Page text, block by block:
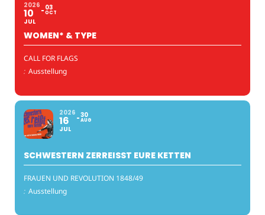
2026
10
JUL
03
OCT
WOMEN* & TYPE
CALL FOR FLAGS
: Ausstellung
2026
16
JUL
30
AUG
SCHWESTERN ZERREISST EURE KETTEN
FRAUEN UND REVOLUTION 1848/49
: Ausstellung